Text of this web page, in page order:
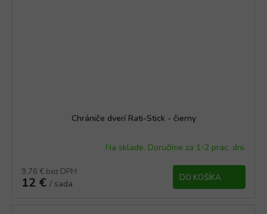
Chrániče dverí Rati-Stick - čierny
Na sklade. Doručíme za 1-2 prac. dni.
9,76 € bez DPH
12 € / sada
DO KOŠÍKA